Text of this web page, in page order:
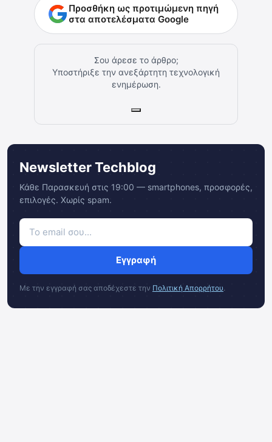
Προσθήκη ως προτιμώμενη πηγή
στα αποτελέσματα Google
Σου άρεσε το άρθρο;
Υποστήριξε την ανεξάρτητη τεχνολογική
ενημέρωση.
Newsletter Techblog
Κάθε Παρασκευή στις 19:00 — smartphones, προσφορές,
επιλογές. Χωρίς spam.
Εγγραφή
Με την εγγραφή σας αποδέχεστε την Πολιτική Απορρήτου.